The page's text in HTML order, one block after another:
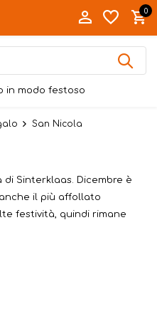
0
in modo festoso
San Nicola
Sinterklaas. Dicembre è
il più affollato
festività, quindi rimane